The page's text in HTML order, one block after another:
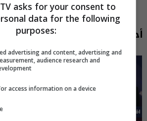
أحدث الحلقات
asks for your consent to
data for the following
purposes:
advertising and content, advertising and
audience research and
access information on a device